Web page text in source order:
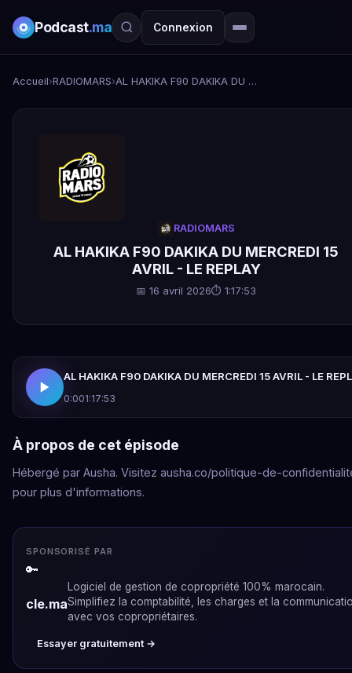
Podcast.ma Connexion
Accueil›RADIOMARS› AL HAKIKA F90 DAKIKA DU MERCREDI 15 AVRIL - LE REPLAY
RADIOMARS
AL HAKIKA F90 DAKIKA DU MERCREDI 15
AVRIL - LE REPLAY
📅 16 avril 2026⏱ 1:17:53
AL HAKIKA F90 DAKIKA DU MERCREDI 15 AVRIL - LE
0:001:17:53
À propos de cet épisode
Hébergé par Ausha. Visitez ausha.co/politique-de-
pour plus d'informations.
SPONSORISÉ PAR
🔑
cle.ma
Logiciel de gestion de copropriété 100% marocain.
Simplifiez la comptabilité, les charges et la
avec vos copropriétaires.
Essayer gratuitement →